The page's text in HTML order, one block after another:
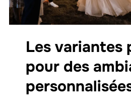
Les variantes
pour des